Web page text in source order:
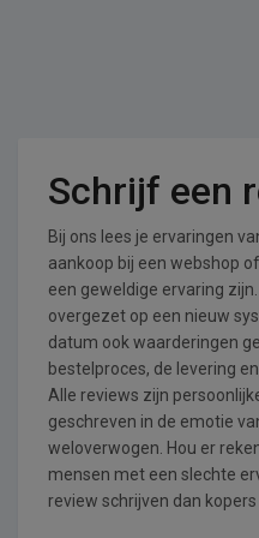
Schrijf een
Bij ons lees je ervaringen
aankoop bij een webshop
een geweldige ervaring
overgezet op een nieuw
datum ook waarderingen
bestelproces, de levering
Alle reviews zijn
geschreven in de emotie
weloverwogen. Hou er
mensen met een slechte
review schrijven dan